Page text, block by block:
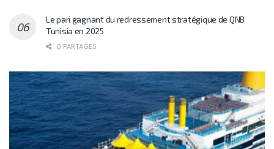
Le pari gagnant du redressement stratégique de QNB
Tunisia en 2025
0 PARTAGES